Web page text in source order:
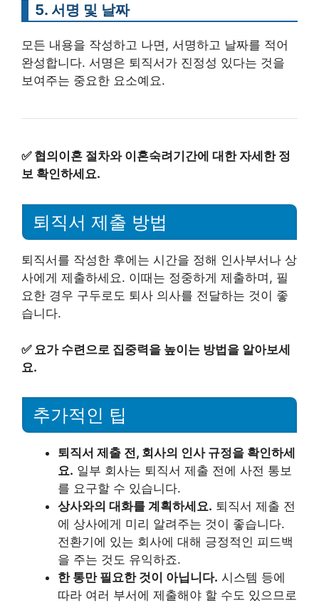
5. 서명 및 날짜
모든 내용을 작성하고 나면, 서명하고 날짜를 적어
완성합니다. 서명은 퇴직서가 진정성 있다는 것을
보여주는 중요한 요소예요.
✅ 협의이혼 절차와 이혼숙려기간에 대한 자세한 정
보 확인하세요.
퇴직서 제출 방법
퇴직서를 작성한 후에는 시간을 정해 인사부서나 상
사에게 제출하세요. 이때는 정중하게 제출하며, 필
요한 경우 구두로도 퇴사 의사를 전달하는 것이 좋
습니다.
✅ 요가 수련으로 집중력을 높이는 방법을 알아보세
요.
추가적인 팁
퇴직서 제출 전, 회사의 인사 규정을 확인하세
요. 일부 회사는 퇴직서 제출 전에 사전 통보
를 요구할 수 있습니다.
상사와의 대화를 계획하세요. 퇴직서 제출 전
에 상사에게 미리 알려주는 것이 좋습니다.
전환기에 있는 회사에 대해 긍정적인 피드백
을 주는 것도 유익하죠.
한 통만 필요한 것이 아닙니다. 시스템 등에
따라 여러 부서에 제출해야 할 수도 있으므로